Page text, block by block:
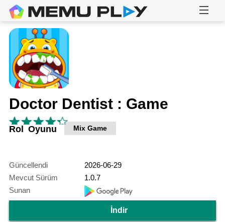
Doctor Dentist : Game
Rol Oyunu Mix Game
Güncellendi
2026-06-29
Mevcut Sürüm
1.0.7
Sunan
İndir